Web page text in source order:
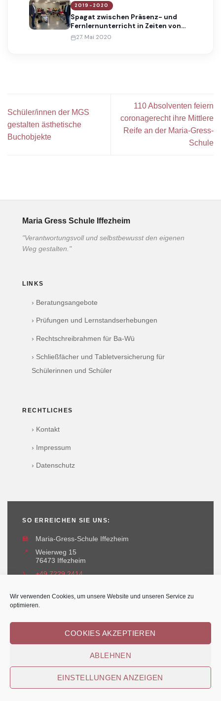
Wir verwenden Cookies, um unsere Website und unseren Service zu
optimieren.
COOKIES AKZEPTIEREN
ABLEHNEN
EINSTELLUNGEN ANZEIGEN
2019-2020
Spagat zwischen Präsenz- und
Fernlernunterricht in Zeiten von
Corona
27. Mai 2020
Schüler/innen der MGS
gestalten ästhetische
Buchobjekte
110 Absolventen feiern
coronagerecht ihre Mittlere
Reife an der Maria-Gress-
Schule
Maria Gress Schule Iffezheim
"Verantwortungsvoll und selbstbewusst den eigenen
Weg gestalten."
LINKS
› Beratungsangebote
› Prüfungen und Lernstandserhebungen
› Rechtschreibrahmen für Ba-Wü
› Schließfächer und Tabletversicherung für
Schülerinnen und Schüler
RECHTLICHES
› Kontakt
› Impressum
› Datenschutz
SO ERREICHEN SIE UNS:
🏫
Maria-Gress-Schule Iffezheim
📍
Weierweg 15
76473 Iffezheim
📞
+49 7229 2414
© Maria-Gress-Schule Iffezheim